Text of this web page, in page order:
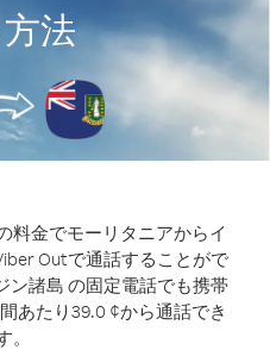
法
料金でモーリタニアからイ
Outで通話することがで
ン諸島 の固定電話でも携帯
あたり39.0 ¢から通話でき
。